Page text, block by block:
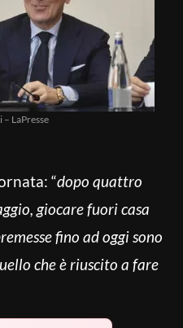
LaPresse
“dopo quattro
giocare fuori casa
fino ad oggi sono
che è riuscito a fare